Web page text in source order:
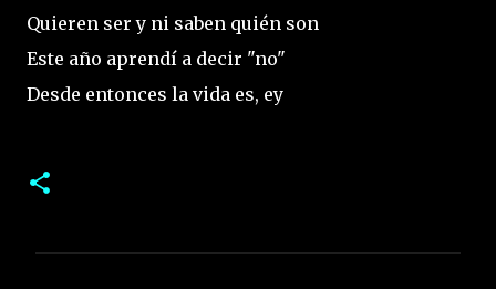
Quieren ser y ni saben quién son
Este año aprendí a decir "no"
Desde entonces la vida es, ey